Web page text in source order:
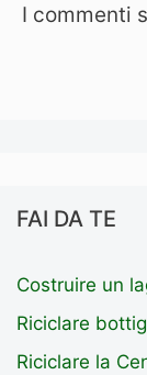
I commenti
FAI DA TE
Costruire un
Riciclare
Riciclare la